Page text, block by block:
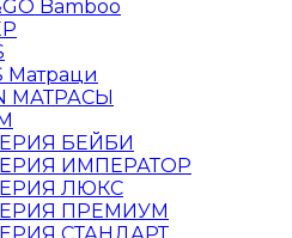
Bamboo
Матраци
МАТРАСЫ
БЕЙБИ
ИМПЕРАТОР
ЛЮКС
ПРЕМИУМ